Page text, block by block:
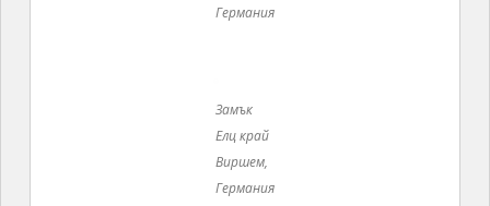
Германия
наблюдателните кули, скалите и горите, а долу в
ниското се виждат крепостните стени и
отбранителните съоръжения: оръдейна площадка
във форма на римска цитадела и никога
неизползвани боеприпаси.